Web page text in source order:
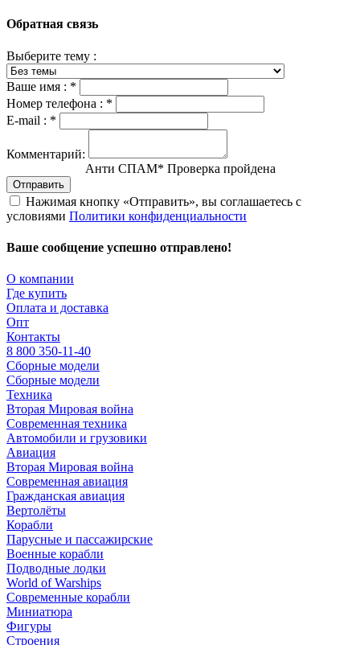
Обратная связь
Выберите тему :
Ваше имя : *
Номер телефона : *
E-mail : *
Комментарий:
Анти СПАМ* Проверка пройдена
Отправить
Нажимая кнопку «Отправить», вы соглашаетесь с
условиями Политики конфиденциальности
Ваше сообщение успешно отправлено!
О компании
Где купить
Оплата и доставка
Опт
Контакты
8 800 350-11-40
Сборные модели
Сборные модели
Техника
Вторая Мировая война
Современная техника
Автомобили и грузовики
Авиация
Вторая Мировая война
Современная авиация
Гражданская авиация
Вертолёты
Корабли
Парусные и пассажирские
Военные корабли
Подводные лодки
World of Warships
Современные корабли
Миниатюра
Фигуры
Строения